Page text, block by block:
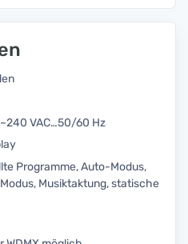
VAC…50/60 Hz
Programme, Auto-Modus,
Musiktaktung, statische